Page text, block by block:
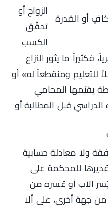
أو القدرة
الزواج أو
تحقّق
الكسب
فكثيراً ما يثور النزاع
للتعليم ومنقطعاً له» أو
يقيّمها المحامي
قبل المطالبة أو
ولا معادلة حسابية
للمحكمة على
الأب أو عُسره من
من جهة أخرى، على ألا